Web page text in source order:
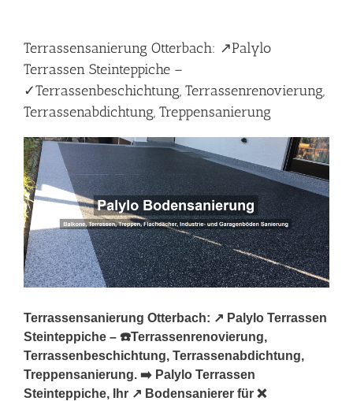
Terrassensanierung Otterbach: ↗️Palylo
Terrassen Steinteppiche –
✓Terrassenbeschichtung, Terrassenrenovierung,
Terrassenabdichtung, Treppensanierung
Terrassensanierung Otterbach: ↗️ Palylo Terrassen
Steinteppiche – ☎️Terrassenrenovierung,
Terrassenbeschichtung, Terrassenabdichtung,
Treppensanierung. ➡️ Palylo Terrassen
Steinteppiche, Ihr ↗️ Bodensanierer für ❌